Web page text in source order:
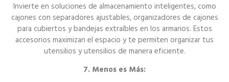
Invierte en soluciones de almacenamiento inteligentes, como
cajones con separadores ajustables, organizadores de cajones
para cubiertos y bandejas extraíbles en los armarios. Estos
accesorios maximizan el espacio y te permiten organizar tus
utensilios y utensilios de manera eficiente.
7. Menos es Más: